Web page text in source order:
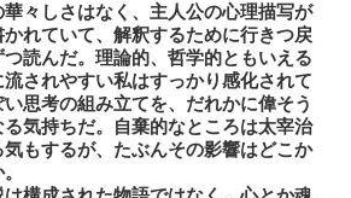
々しさはなく、主人公の心理描写が
れていて、解釈するために行きつ戻
読んだ。理論的、哲学的ともいえる
されやすい私はすっかり感化されて
思考の組み立てを、だれかに偉そう
気持ちだ。自棄的なところは太宰治
もするが、たぶんその影響はどこか